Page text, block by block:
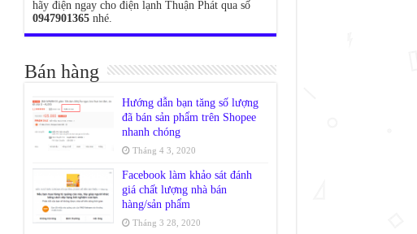
hãy điện ngay cho điện lạnh Thuận Phát qua số
0947901365nhé.
Bán hàng
Hướng dẫn bạn tăng số lượng
đã bán sản phẩm trên Shopee
nhanh chóng
Tháng 4 3, 2020
Facebook làm khảo sát đánh
giá chất lượng nhà bán
hàng/sản phẩm
Tháng 3 28, 2020